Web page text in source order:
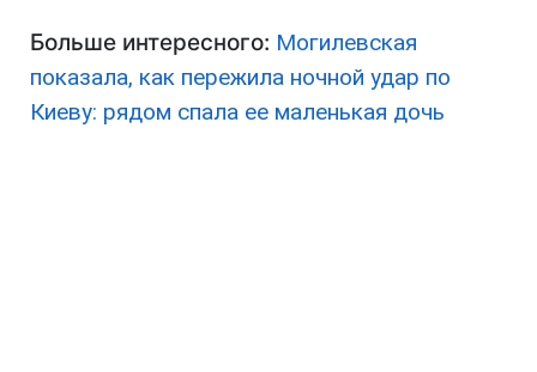
Больше интересного: Могилевская
показала, как пережила ночной удар по
Киеву: рядом спала ее маленькая дочь